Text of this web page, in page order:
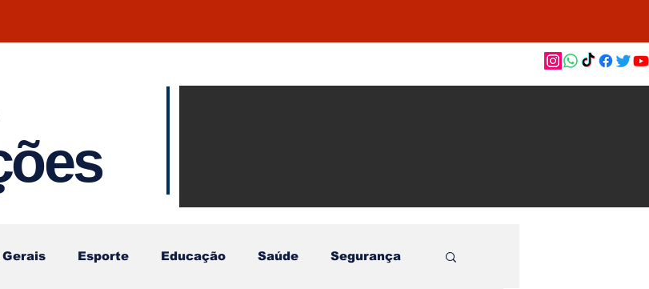
Esporte Educação Saúde Segurança